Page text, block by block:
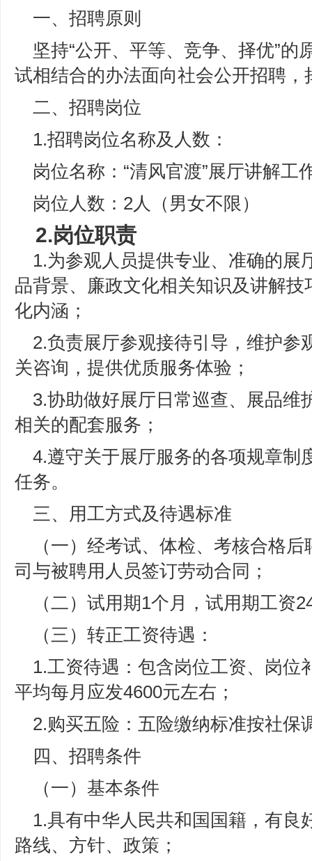
一、招聘原则
坚持“公开、平等、竞争、择优”的
试相结合的办法面向社会公开招聘，
二、招聘岗位
1.招聘岗位名称及人数：
岗位名称：“清风官渡”展厅讲解工
岗位人数：2人（男女不限）
2.岗位职责
1.为参观人员提供专业、准确的展
品背景、廉政文化相关知识及讲解技
化内涵；
2.负责展厅参观接待引导，维护参
关咨询，提供优质服务体验；
3.协助做好展厅日常巡查、展品维
相关的配套服务；
4.遵守关于展厅服务的各项规章制
任务。
三、用工方式及待遇标准
（一）经考试、体检、考核合格
司与被聘用人员签订劳动合同；
（二）试用期1个月，试用期工资
（三）转正工资待遇：
1.工资待遇：包含岗位工资、岗位
平均每月应发4600元左右；
2.购买五险：五险缴纳标准按社保
四、招聘条件
（一）基本条件
1.具有中华人民共和国国籍，有良
路线、方针、政策；